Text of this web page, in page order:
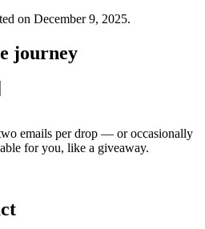
on December 9, 2025.
journey
emails per drop — or occasionally
for you, like a giveaway.